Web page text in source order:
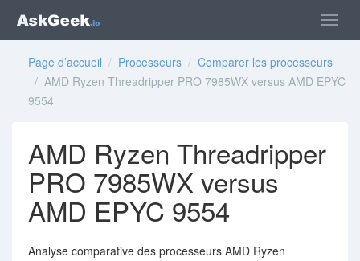
Page d’accueil / Processeurs / Comparer les processeurs
/ AMD Ryzen Threadripper PRO 7985WX versus AMD EPYC
9554
AMD Ryzen Threadripper
PRO 7985WX versus
AMD EPYC 9554
Analyse comparative des processeurs AMD Ryzen